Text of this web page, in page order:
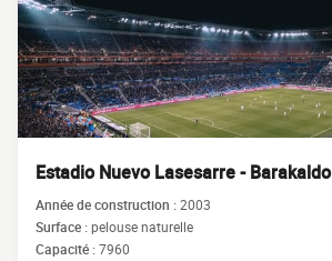
Estadio Nuevo Lasesarre - Barakaldo
Année de construction :2003
Surface :pelouse naturelle
Capacité :7960